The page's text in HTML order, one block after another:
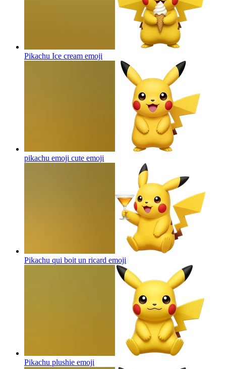
Pikachu Ice cream emoji
pikachu emoji cute emoji
Pikachu qui boit un ricard emoji
Pikachu plushie emoji